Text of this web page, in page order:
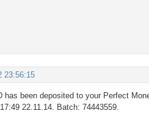
23:56:15
has been deposited to your Perfect
22.11.14. Batch: 74443559.